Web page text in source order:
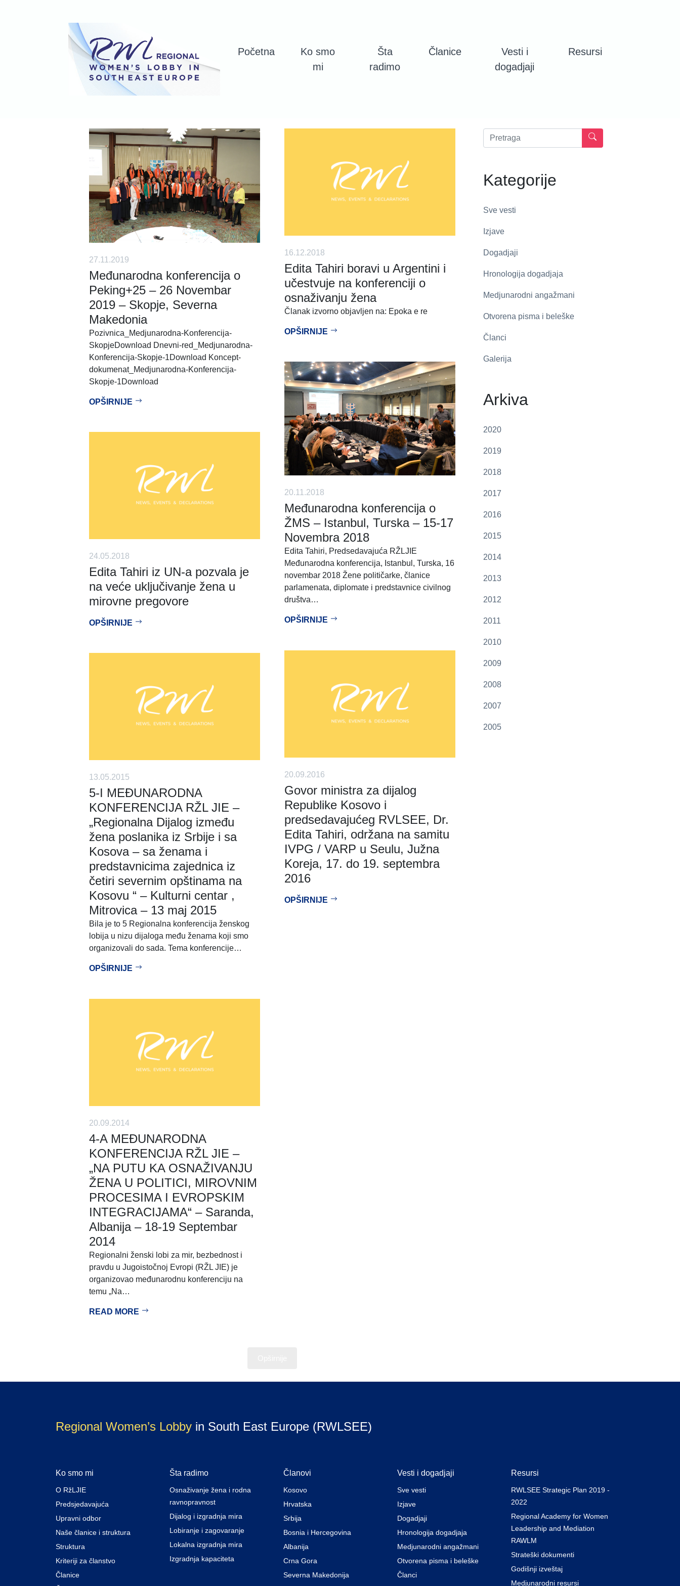
Početna
Ko smo
mi
Šta
radimo
Članice
Vesti i
dogadjaji
Resursi
27.11.2019
Međunarodna konferencija o
Peking+25 – 26 Novembar
2019 – Skopje, Severna
Makedonia
Pozivnica_Medjunarodna-Konferencija-
SkopjeDownload Dnevni-red_Medjunarodna-
Konferencija-Skopje-1Download Koncept-
dokumenat_Medjunarodna-Konferencija-
Skopje-1Download
OPŠIRNIJE
16.12.2018
Edita Tahiri boravi u Argentini i
učestvuje na konferenciji o
osnaživanju žena
Članak izvorno objavljen na: Epoka e re
OPŠIRNIJE
20.11.2018
Međunarodna konferencija o
ŽMS – Istanbul, Turska – 15-17
Novembra 2018
Edita Tahiri, Predsedavajuća RŽLJIE
Međunarodna konferencija, Istanbul, Turska, 16
novembar 2018 Žene političarke, članice
parlamenata, diplomate i predstavnice civilnog
društva…
OPŠIRNIJE
24.05.2018
Edita Tahiri iz UN-a pozvala je
na veće uključivanje žena u
mirovne pregovore
OPŠIRNIJE
20.09.2016
Govor ministra za dijalog
Republike Kosovo i
predsedavajućeg RVLSEE, Dr.
Edita Tahiri, održana na samitu
IVPG / VARP u Seulu, Južna
Koreja, 17. do 19. septembra
2016
OPŠIRNIJE
13.05.2015
5-I MEĐUNARODNA
KONFERENCIJA RŽL JIE –
„Regionalna Dijalog između
žena poslanika iz Srbije i sa
Kosova – sa ženama i
predstavnicima zajednica iz
četiri severnim opštinama na
Kosovu “ – Kulturni centar ,
Mitrovica – 13 maj 2015
Bila je to 5 Regionalna konferencija ženskog
lobija u nizu dijaloga među ženama koji smo
organizovali do sada. Tema konferencije…
OPŠIRNIJE
20.09.2014
4-A MEĐUNARODNA
KONFERENCIJA RŽL JIE –
„NA PUTU KA OSNAŽIVANJU
ŽENA U POLITICI, MIROVNIM
PROCESIMA I EVROPSKIM
INTEGRACIJAMA“ – Saranda,
Albanija – 18-19 Septembar
2014
Regionalni ženski lobi za mir, bezbednost i
pravdu u Jugoistočnoj Evropi (RŽL JIE) je
organizovao međunarodnu konferenciju na
temu „Na…
READ MORE
Kategorije
Sve vesti
Izjave
Dogadjaji
Hronologija dogadjaja
Medjunarodni angažmani
Otvorena pisma i beleške
Članci
Galerija
Arkiva
2020
2019
2018
2017
2016
2015
2014
2013
2012
2011
2010
2009
2008
2007
2005
Regional Women’s Lobbyin South East Europe (RWLSEE)
Ko smo mi
O RžLJIE
Predsjedavajuća
Upravni odbor
Naše članice i struktura
Struktura
Kriteriji za članstvo
Članice
Šta radimo
Osnaživanje žena i rodna
ravnopravnost
Dijalog i izgradnja mira
Lobiranje i zagovaranje
Lokalna izgradnja mira
Izgradnja kapaciteta
Članovi
Kosovo
Hrvatska
Srbija
Bosnia i Hercegovina
Albanija
Crna Gora
Severna Makedonija
Vesti i dogadjaji
Sve vesti
Izjave
Dogadjaji
Hronologija dogadjaja
Medjunarodni angažmani
Otvorena pisma i beleške
Članci
Resursi
RWLSEE Strategic Plan 2019 -
2022
Regional Academy for Women
Leadership and Mediation
RAWLM
Strateški dokumenti
Godišnji izveštaj
Medjunarodni resursi